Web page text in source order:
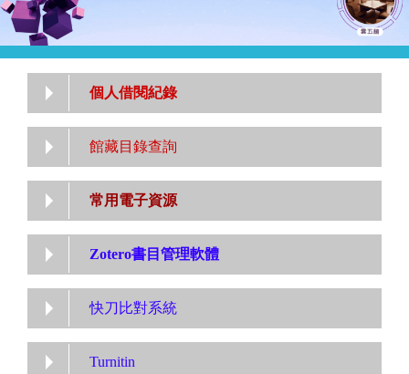
個人借閱紀錄
館藏目錄查詢
常用電子資源
Zotero書目管理軟體
快刀比對系統
Turnitin